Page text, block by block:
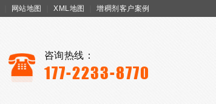
网站地图 XML地图 增稠剂客户案例
咨询热线：
177-2233-8770